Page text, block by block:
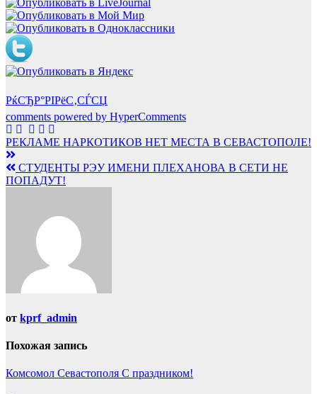
РќСЂР°РІРёС‚СЃСЏ
comments powered by HyperComments
Навигация
по
записям
РЕКЛАМЕ НАРКОТИКОВ НЕТ МЕСТА В СЕВАСТОПОЛЕ!
СТУДЕНТЫ РЭУ ИМЕНИ ПЛЕХАНОВА В СЕТИ НЕ
ПОПАДУТ!
от kprf_admin
Похожая запись
Комсомол Севастополя С праздником!